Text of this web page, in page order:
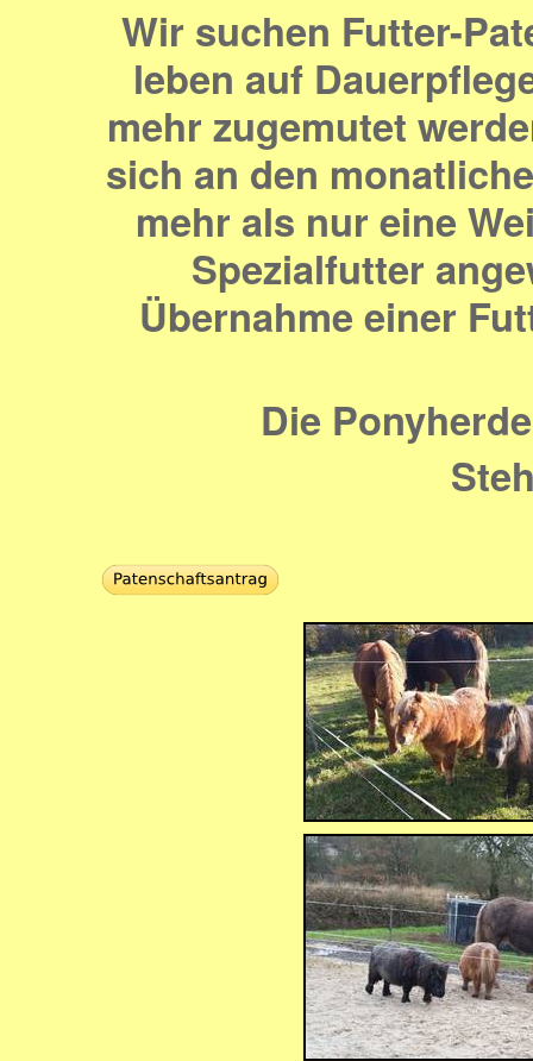
Wir suchen Futter-
leben auf
mehr zugemutet
sich an den
mehr als nur eine
Spezialfutter
Übernahme einer
Die